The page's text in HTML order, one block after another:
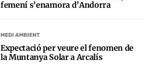
femení s’enamora d’Andorra
MEDI AMBIENT
Expectació per veure el fenomen de
la Muntanya Solar a Arcalís